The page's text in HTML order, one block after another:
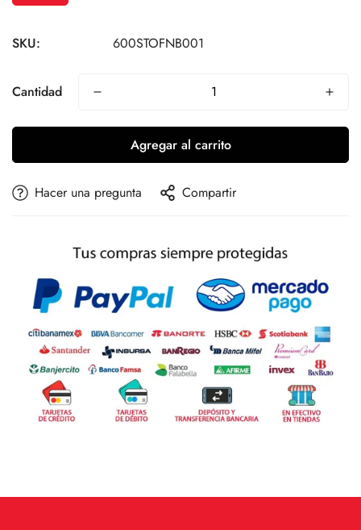
SKU: 600STOFNB001
Cantidad
Agregar al carrito
Hacer una pregunta Compartir